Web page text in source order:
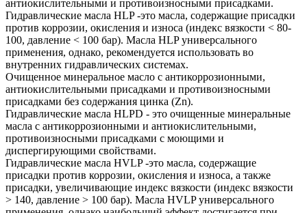
антиокислительными и противоизносными присадками.
Гидравлические масла HLP -это масла, содержащие присадки
против коррозии, окисления и износа (индекс вязкости < 80-
100, давление < 100 бар). Масла HLP универсального
применения, однако, рекомендуется использовать во
внутренних гидравлических системах.
Очищенное минеральное масло с антикоррозионными,
антиокислительными присадками и противоизносными
присадками без содержания цинка (Zn).
Гидравлические масла HLPD - это очищенные минеральные
масла с антикоррозионными и антиокислительными,
противоизносными присадками с моющими и
диспергирующими свойствами.
Гидравлические масла HVLP -это масла, содержащие
присадки против коррозии, окисления и износа, а также
присадки, увеличивающие индекс вязкости (индекс вязкости
> 140, давление > 100 бар). Масла HVLP универсального